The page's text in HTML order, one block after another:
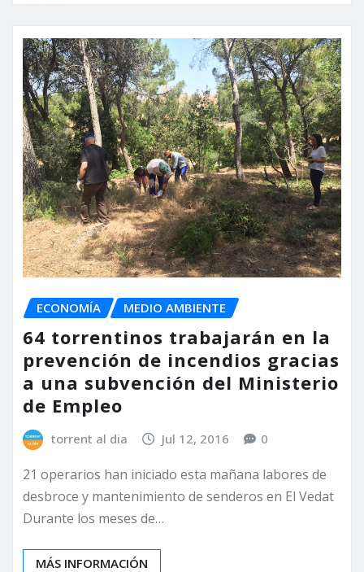
ECONOMÍA MEDIO AMBIENTE
64 torrentinos trabajarán en la
prevención de incendios gracias
a una subvención del Ministerio
de Empleo
torrent al dia Jul 12, 2016 0
21 operarios han iniciado esta mañana labores de
desbroce y mantenimiento de senderos en El Vedat
Durante los meses de…
MÁS INFORMACIÓN